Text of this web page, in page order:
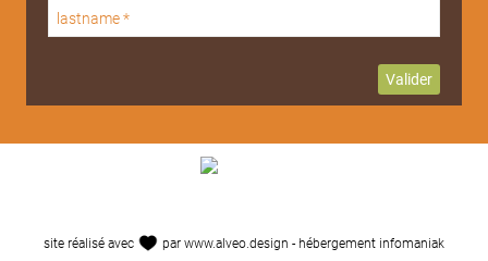
site réalisé avec par www.alveo.design - hébergement infomaniak